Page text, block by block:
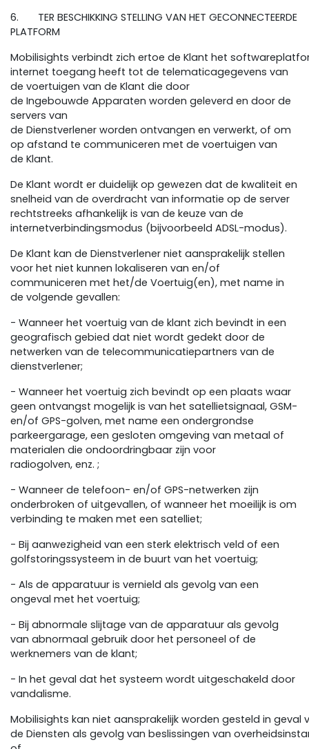
6. TER BESCHIKKING STELLING VAN HET GECONNECTEERDE
PLATFORM
Mobilisights verbindt zich ertoe de Klant het
internet toegang heeft tot de telematicagegevens van
de voertuigen van de Klant die door
de Ingebouwde Apparaten worden geleverd en door de
servers van
de Dienstverlener worden ontvangen en verwerkt, of om
op afstand te communiceren met de voertuigen van
de Klant.
De Klant wordt er duidelijk op gewezen dat de kwaliteit en
snelheid van de overdracht van informatie op de server
rechtstreeks afhankelijk is van de keuze van de
internetverbindingsmodus (bijvoorbeeld ADSL-modus).
De Klant kan de Dienstverlener niet aansprakelijk stellen
voor het niet kunnen lokaliseren van en/of
communiceren met het/de Voertuig(en), met name in
de volgende gevallen:
- Wanneer het voertuig van de klant zich bevindt in een
geografisch gebied dat niet wordt gedekt door de
netwerken van de telecommunicatiepartners van de
dienstverlener;
- Wanneer het voertuig zich bevindt op een plaats waar
geen ontvangst mogelijk is van het satellietsignaal, GSM-
en/of GPS-golven, met name een ondergrondse
parkeergarage, een gesloten omgeving van metaal of
materialen die ondoordringbaar zijn voor
radiogolven, enz. ;
- Wanneer de telefoon- en/of GPS-netwerken zijn
onderbroken of uitgevallen, of wanneer het moeilijk is om
verbinding te maken met een satelliet;
- Bij aanwezigheid van een sterk elektrisch veld of een
golfstoringssysteem in de buurt van het voertuig;
- Als de apparatuur is vernield als gevolg van een
ongeval met het voertuig;
- Bij abnormale slijtage van de apparatuur als gevolg
van abnormaal gebruik door het personeel of de
werknemers van de klant;
- In het geval dat het systeem wordt uitgeschakeld door
vandalisme.
Mobilisights kan niet aansprakelijk worden gesteld in geval
de Diensten als gevolg van beslissingen van